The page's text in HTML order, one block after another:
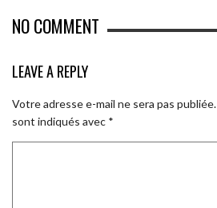
NO COMMENT
LEAVE A REPLY
Votre adresse e-mail ne sera pas publiée.
sont indiqués avec *